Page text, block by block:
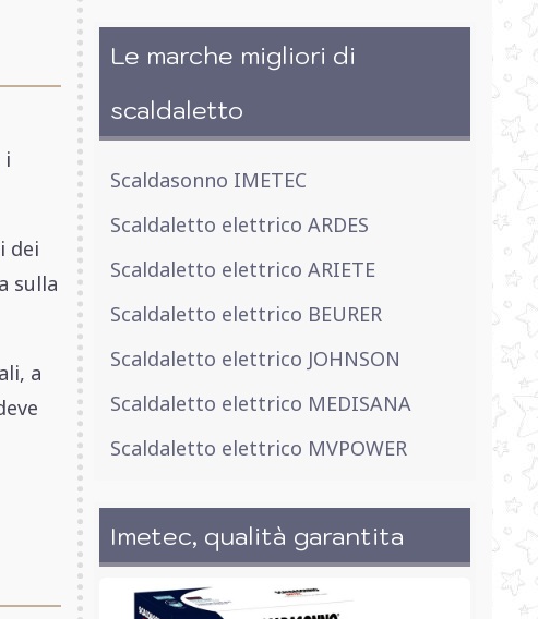
i
dei
sulla
a
Le marche migliori di
scaldaletto
Scaldasonno IMETEC
Scaldaletto elettrico ARDES
Scaldaletto elettrico ARIETE
Scaldaletto elettrico BEURER
Scaldaletto elettrico JOHNSON
Scaldaletto elettrico MEDISANA
Scaldaletto elettrico MVPOWER
Imetec, qualità garantita